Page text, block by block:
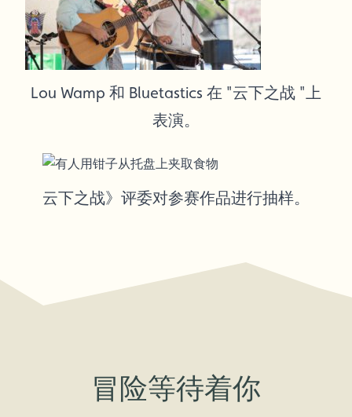
Lou Wamp 和 Bluetastics 在 "云下之战 "上
表演。
云下之战》评委对参赛作品进行抽样。
冒险等待着你